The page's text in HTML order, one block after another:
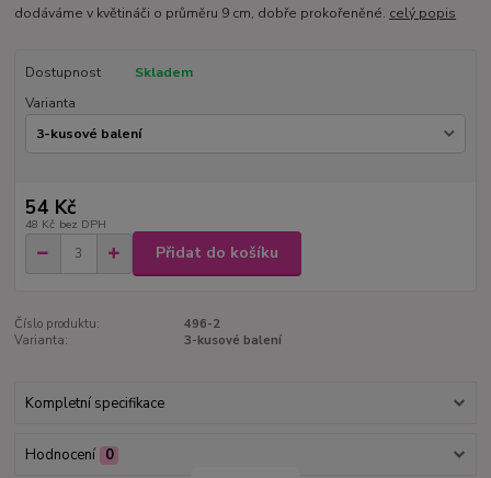
dodáváme v květináči o průměru 9 cm, dobře prokořeněné. celý popis
Dostupnost
Skladem
Varianta
54 Kč
48 Kč bez DPH
Přidat do košíku
Číslo produktu:
496-2
Varianta:
3-kusové balení
Kompletní specifikace
Hodnocení 0